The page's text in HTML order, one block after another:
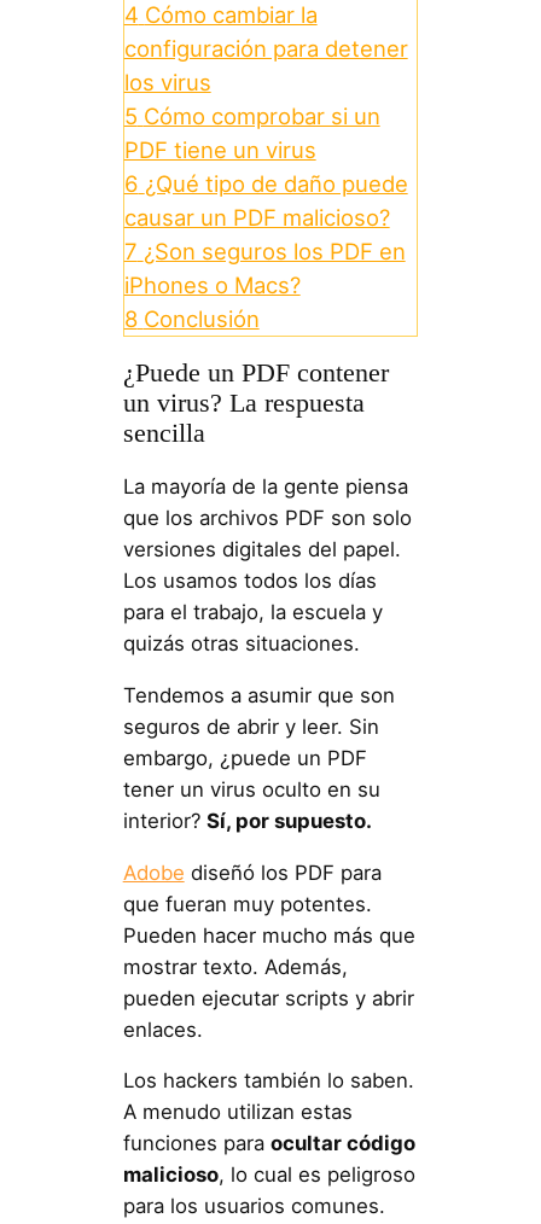
4 Cómo cambiar la
configuración para detener
los virus
5 Cómo comprobar si un
PDF tiene un virus
6 ¿Qué tipo de daño puede
causar un PDF malicioso?
7 ¿Son seguros los PDF en
iPhones o Macs?
8 Conclusión
¿Puede un PDF contener
un virus? La respuesta
sencilla
La mayoría de la gente piensa
que los archivos PDF son solo
versiones digitales del papel.
Los usamos todos los días
para el trabajo, la escuela y
quizás otras situaciones.
Tendemos a asumir que son
seguros de abrir y leer. Sin
embargo, ¿puede un PDF
tener un virus oculto en su
interior? Sí, por supuesto.
Adobe diseñó los PDF para
que fueran muy potentes.
Pueden hacer mucho más que
mostrar texto. Además,
pueden ejecutar scripts y abrir
enlaces.
Los hackers también lo saben.
A menudo utilizan estas
funciones para ocultar código
malicioso, lo cual es peligroso
para los usuarios comunes.